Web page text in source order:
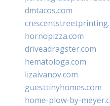
dmtacos.com
hornopizza.com
driveadragster.com
hematologa.com
lizaivanov.com
guesttinyhomes.com
home-plow-by-